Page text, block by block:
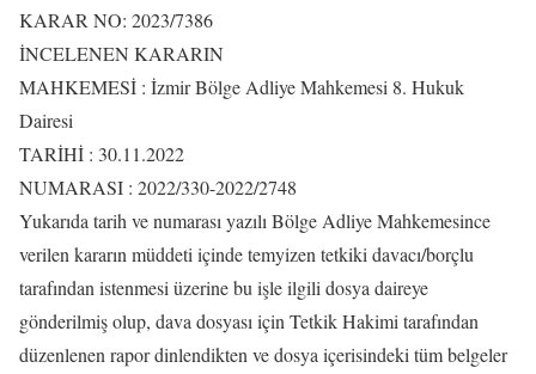
KARAR NO: 2023/7386
İNCELENEN KARARIN
MAHKEMESİ : İzmir Bölge Adliye Mahkemesi 8. Hukuk
Dairesi
TARİHİ : 30.11.2022
NUMARASI : 2022/330-2022/2748
Yukarıda tarih ve numarası yazılı Bölge Adliye Mahkemesince
verilen kararın müddeti içinde temyizen tetkiki davacı/borçlu
tarafından istenmesi üzerine bu işle ilgili dosya daireye
gönderilmiş olup, dava dosyası için Tetkik Hakimi tarafından
düzenlenen rapor dinlendikten ve dosya içerisindeki tüm belgeler